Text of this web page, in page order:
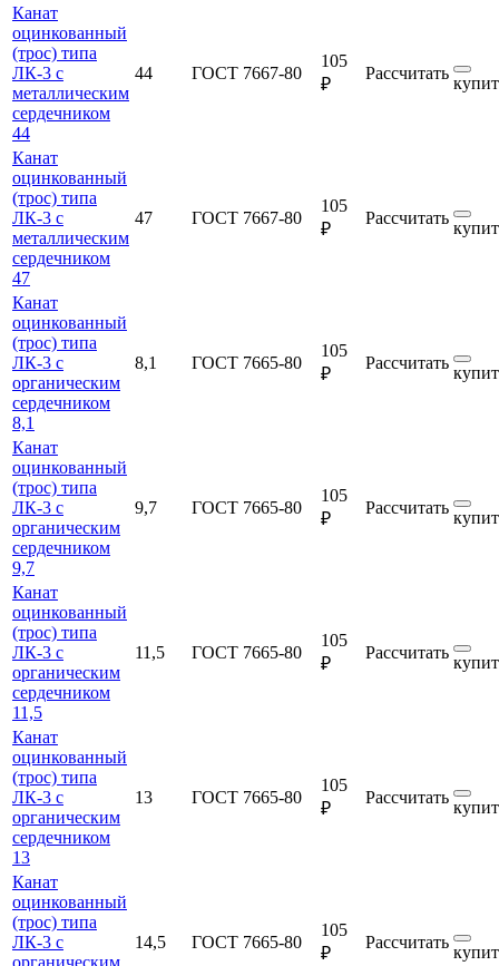
Канат
оцинкованный
(трос) типа
ЛК-3 с
металлическим
сердечником
44
44 ГОСТ 7667-80
105
₽
Рассчитать
Канат
оцинкованный
(трос) типа
ЛК-3 с
металлическим
сердечником
47
47 ГОСТ 7667-80
105
₽
Рассчитать
Канат
оцинкованный
(трос) типа
ЛК-3 с
органическим
сердечником
8,1
8,1 ГОСТ 7665-80
105
₽
Рассчитать
Канат
оцинкованный
(трос) типа
ЛК-3 с
органическим
сердечником
9,7
9,7 ГОСТ 7665-80
105
₽
Рассчитать
Канат
оцинкованный
(трос) типа
ЛК-3 с
органическим
сердечником
11,5
11,5 ГОСТ 7665-80
105
₽
Рассчитать
Канат
оцинкованный
(трос) типа
ЛК-3 с
органическим
сердечником
13
13 ГОСТ 7665-80
105
₽
Рассчитать
Канат
оцинкованный
(трос) типа
ЛК-3 с
органическим
14,5 ГОСТ 7665-80
105
₽
Рассчитать